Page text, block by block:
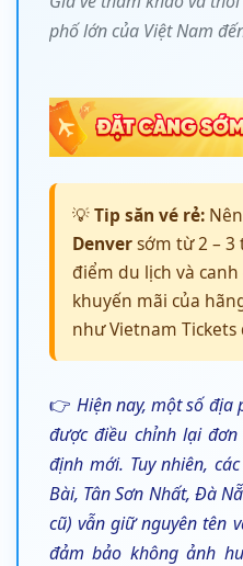
phố lớn của Việt Nam
💡Tip săn vé rẻ: Nên
Denversớm từ 2 –
điểm du lịch và
khuyến mãi của
như Vietnam
👉 Hiện nay, một số địa
được điều chỉnh lại
định mới. Tuy nhiên,
Bài, Tân Sơn Nhất, Đà
cũ) vẫn giữ nguyên tên
đảm bảo không ảnh